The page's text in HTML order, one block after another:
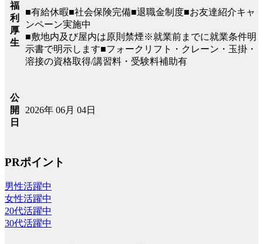
福
利
厚
生
■有給休暇■社会保険完備■退職金制度■お友達紹介キャ
ンペーン実施中
■敷地内及び屋内は原則禁煙※就業前までに就業条件明
示書で明示します■フォークリフト・クレーン・玉掛・
溶接の資格取得/講習料・受験料補助有
公
開
日
2026年 06月 04日
PRポイント
男性活躍中
女性活躍中
20代活躍中
30代活躍中